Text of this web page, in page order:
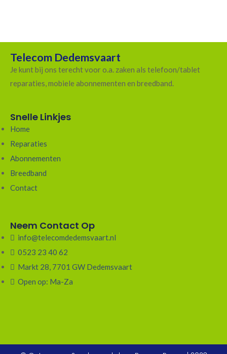
Telecom Dedemsvaart
Je kunt bij ons terecht voor o.a. zaken als telefoon/tablet
reparaties, mobiele abonnementen en breedband.
Snelle Linkjes
Home
Reparaties
Abonnementen
Breedband
Contact
Neem Contact Op
info@telecomdedemsvaart.nl
0523 23 40 62
Markt 28, 7701 GW Dedemsvaart
Open op: Ma-Za